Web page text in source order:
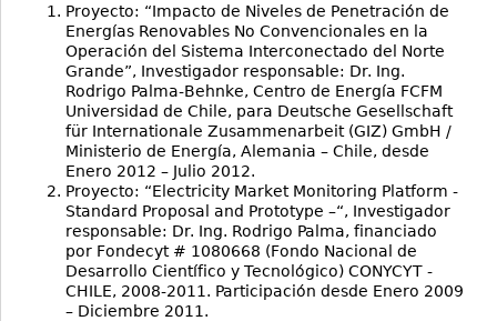
Proyecto: “Impacto de Niveles de Penetración de
Energías Renovables No Convencionales en la
Operación del Sistema Interconectado del Norte
Grande”, Investigador responsable: Dr. Ing.
Rodrigo Palma-Behnke, Centro de Energía FCFM
Universidad de Chile, para Deutsche Gesellschaft
für Internationale Zusammenarbeit (GIZ) GmbH /
Ministerio de Energía, Alemania – Chile, desde
Enero 2012 – Julio 2012.
Proyecto: “Electricity Market Monitoring Platform -
Standard Proposal and Prototype –“, Investigador
responsable: Dr. Ing. Rodrigo Palma, financiado
por Fondecyt # 1080668 (Fondo Nacional de
Desarrollo Científico y Tecnológico) CONYCYT -
CHILE, 2008-2011. Participación desde Enero 2009
– Diciembre 2011.